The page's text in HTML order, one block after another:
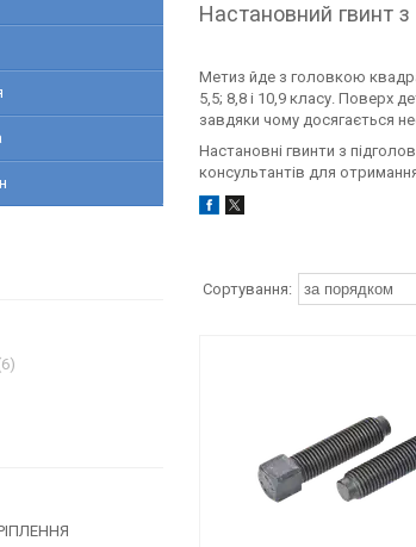
Настановний гвинт
Метиз йде з головкою
5,5; 8,8 і 10,9 класу. Поверх
завдяки чому досягається
Настановні гвинти з
консультантів для
6